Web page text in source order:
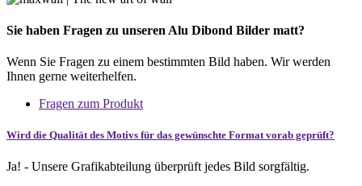
Sie haben Fragen zu unseren Alu Dibond Bilder matt?
Wenn Sie Fragen zu einem bestimmten Bild haben. Wir werden
Ihnen gerne weiterhelfen.
Fragen zum Produkt
Wird die Qualität des Motivs für das gewünschte Format vorab geprüft?
Ja! - Unsere Grafikabteilung überprüft jedes Bild sorgfältig.